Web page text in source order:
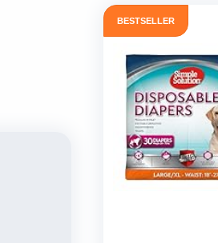
BESTSELLER